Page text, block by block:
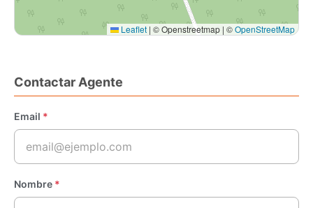
Leaflet | © Openstreetmap | ©OpenStreetMap
Contactar Agente
Email *
Nombre *